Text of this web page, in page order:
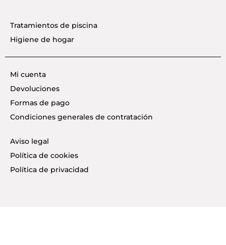
Tratamientos de piscina
Higiene de hogar
Mi cuenta
Devoluciones
Formas de pago
Condiciones generales de contratación
Aviso legal
Política de cookies
Política de privacidad